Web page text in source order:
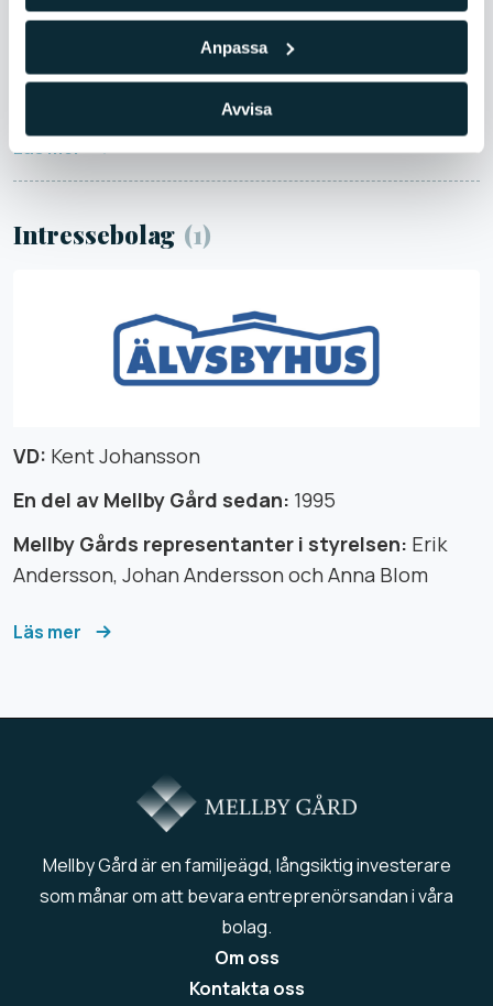
Anpassa
Avvisa
Mellby Gårds representanter i styrelsen:Rune
Andersson, Johan Andersson och Mikael
Helmerson
Läs mer
Intressebolag (1)
VD: Kent Johansson
En del av Mellby Gård sedan: 1995
Mellby Gårds representanter i styrelsen: Erik
Andersson, Johan Andersson och Anna Blom
Läs mer
Mellby Gård är en familjeägd, långsiktig investerare
som månar om att bevara entreprenörsandan i våra
bolag.
Om oss
Kontakta oss